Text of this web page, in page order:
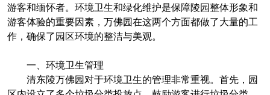
游客和缅怀者。环境卫生和绿化维护是保障陵园整体形象和
游客体验的重要因素，万佛园在这两个方面都做了大量的工
作，确保了园区环境的整洁与美观。
一、环境卫生管理
清东陵万佛园对于环境卫生的管理非常重视。首先，园